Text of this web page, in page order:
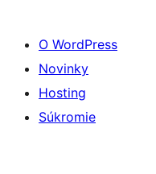
O WordPress
Novinky
Hosting
Súkromie